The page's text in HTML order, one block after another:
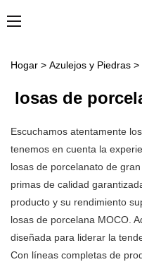
Hogar > Azulejos y Piedras >
losas de
Escuchamos atentamente
tenemos en cuenta la
losas de porcelanato de
primas de calidad
producto y su rendimiento
losas de porcelana MOCO.
diseñada para liderar la
Con líneas completas de